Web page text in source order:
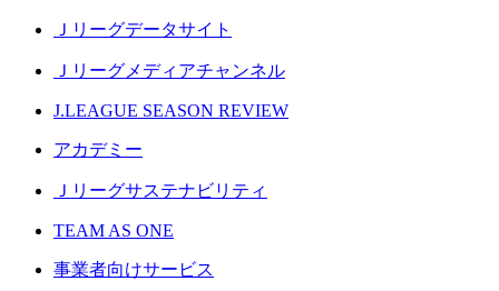
Ｊリーグデータサイト
Ｊリーグメディアチャンネル
J.LEAGUE SEASON REVIEW
アカデミー
Ｊリーグサステナビリティ
TEAM AS ONE
事業者向けサービス